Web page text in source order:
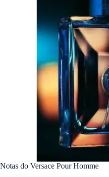
Notas do Versace Pour Homme